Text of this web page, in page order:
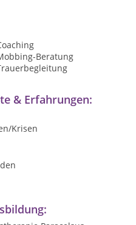
Beratung
& Erfahrungen:
Krisen